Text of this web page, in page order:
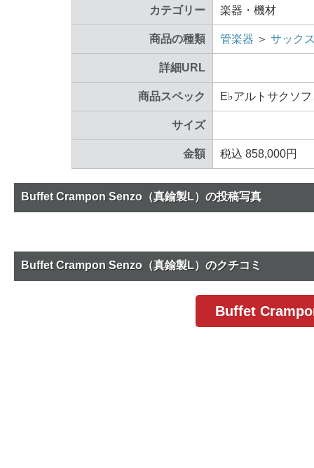
カテゴリー 楽器・機材
商品の種類 管楽器 ＞ サック
詳細URL
商品スペック E♭アルトサクソ
サイズ
金額 税込 858,000円
Buffet Crampon Senzo（真鍮製L）の投稿写真
Buffet Crampon Senzo（真鍮製L）のクチコミ
Buffet